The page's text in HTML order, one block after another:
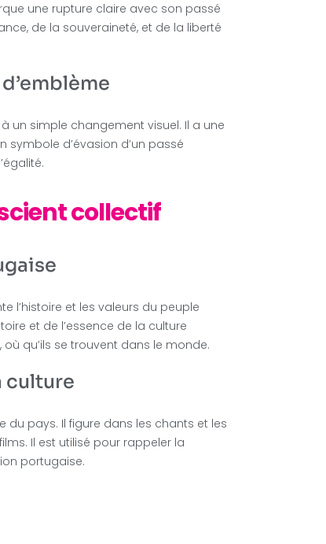
une rupture claire avec son passé
de la souveraineté, et de la liberté
un simple changement visuel. Il a une
symbole d’évasion d’un passé
collectif
l’histoire et les valeurs du peuple
et de l’essence de la culture
qu’ils se trouvent dans le monde.
culture
pays. Il figure dans les chants et les
Il est utilisé pour rappeler la
portugaise.